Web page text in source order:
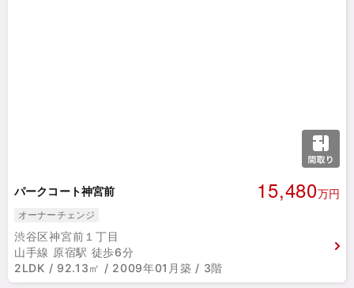
パークコート神宮前 15,480万円
オーナーチェンジ
渋谷区神宮前１丁目
山手線 原宿駅 徒歩6分
2LDK / 92.13㎡ / 2009年01月築 / 3階